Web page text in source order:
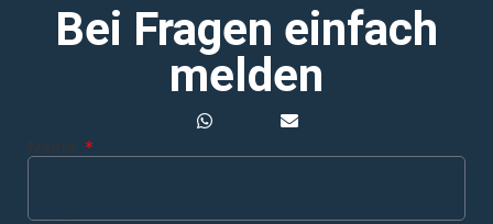
Bei Fragen einfach
melden